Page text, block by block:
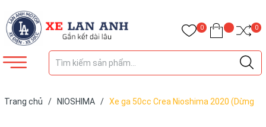
0 0
Trang chủ / NIOSHIMA / Xe ga 50cc Crea Nioshima 2020 (Dừng